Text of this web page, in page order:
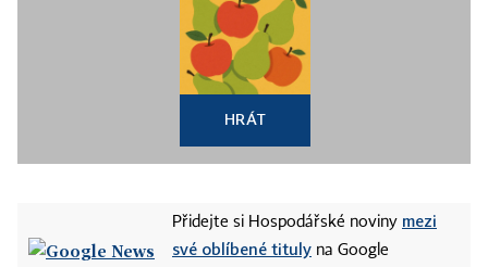
HRÁT
Přidejte si Hospodářské noviny mezi
své oblíbené tituly na Google